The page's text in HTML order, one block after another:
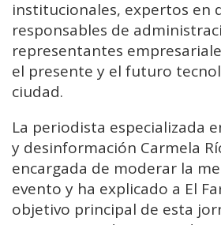
institucionales, expertos en
responsables de
representantes
el presente y el futuro
ciudad.
La periodista especializada
y desinformación Carmela
encargada de moderar la
evento y ha explicado a El
objetivo principal de esta